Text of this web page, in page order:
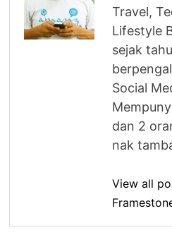
Travel,
Lifestyle
sejak
Social
dan 2
nak
View all